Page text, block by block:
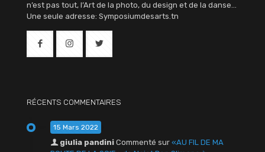
n’est pas tout, l’Art de la photo, du design et de la danse…
Une seule adresse: Symposiumdesarts.tn
RÉCENTS COMMENTAIRES
15 Mars 2022
giulia pandini Commenté sur «AU FIL DE MA